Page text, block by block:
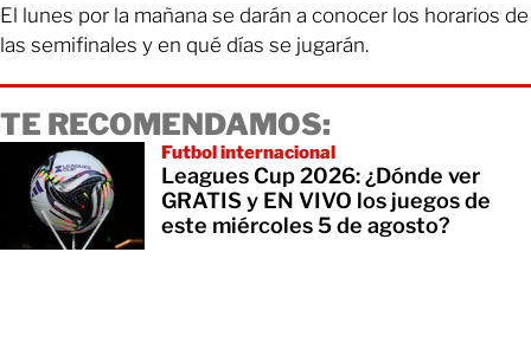
El lunes por la mañana se darán a conocer los horarios de
las semifinales y en qué días se jugarán.
TE RECOMENDAMOS:
Futbol internacional
Leagues Cup 2026: ¿Dónde ver
GRATIS y EN VIVO los juegos de
este miércoles 5 de agosto?